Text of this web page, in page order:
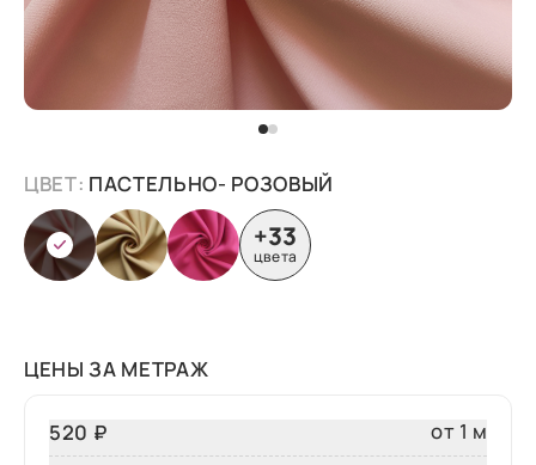
ЦВЕТ: ПАСТЕЛЬНО- РОЗОВЫЙ
+33
цвета
ЦЕНЫ ЗА МЕТРАЖ
520 ₽
от 1 м